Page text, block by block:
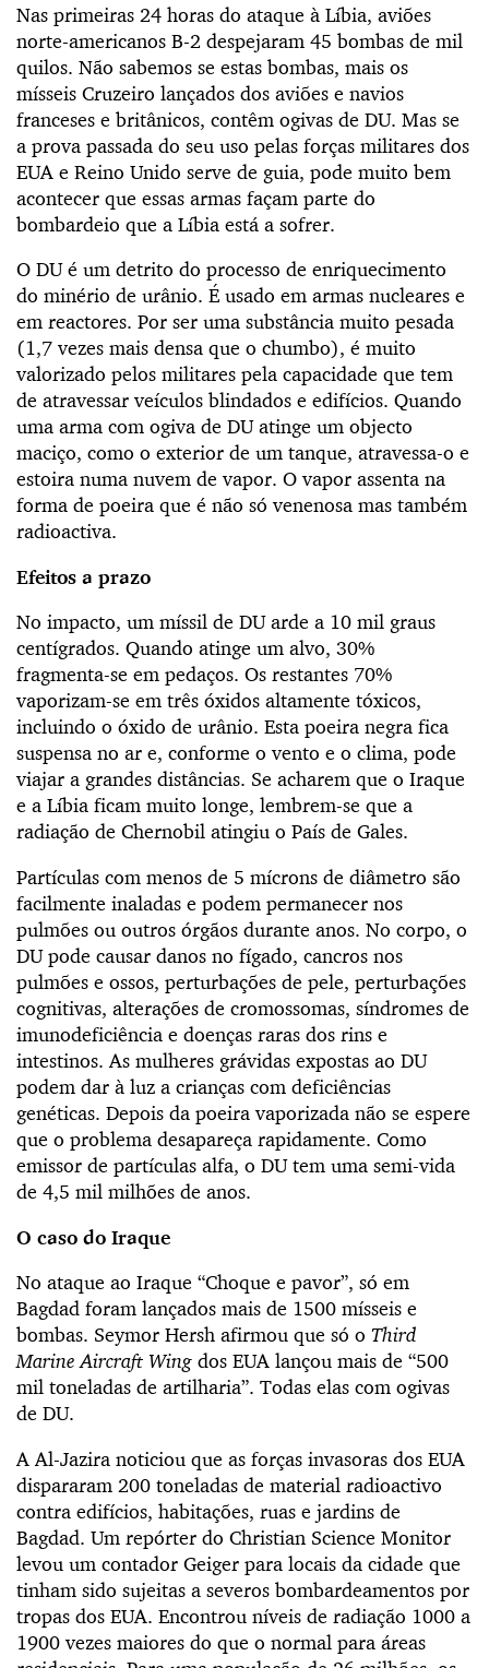
Nas primeiras 24 horas do ataque à Líbia, aviões
norte-americanos B-2 despejaram 45 bombas de mil
quilos. Não sabemos se estas bombas, mais os
mísseis Cruzeiro lançados dos aviões e navios
franceses e britânicos, contêm ogivas de DU. Mas se
a prova passada do seu uso pelas forças militares dos
EUA e Reino Unido serve de guia, pode muito bem
acontecer que essas armas façam parte do
bombardeio que a Líbia está a sofrer.
O DU é um detrito do processo de enriquecimento
do minério de urânio. É usado em armas nucleares e
em reactores. Por ser uma substância muito pesada
(1,7 vezes mais densa que o chumbo), é muito
valorizado pelos militares pela capacidade que tem
de atravessar veículos blindados e edifícios. Quando
uma arma com ogiva de DU atinge um objecto
maciço, como o exterior de um tanque, atravessa-o e
estoira numa nuvem de vapor. O vapor assenta na
forma de poeira que é não só venenosa mas também
radioactiva.
Efeitos a prazo
No impacto, um míssil de DU arde a 10 mil graus
centígrados. Quando atinge um alvo, 30%
fragmenta-se em pedaços. Os restantes 70%
vaporizam-se em três óxidos altamente tóxicos,
incluindo o óxido de urânio. Esta poeira negra fica
suspensa no ar e, conforme o vento e o clima, pode
viajar a grandes distâncias. Se acharem que o Iraque
e a Líbia ficam muito longe, lembrem-se que a
radiação de Chernobil atingiu o País de Gales.
Partículas com menos de 5 mícrons de diâmetro são
facilmente inaladas e podem permanecer nos
pulmões ou outros órgãos durante anos. No corpo, o
DU pode causar danos no fígado, cancros nos
pulmões e ossos, perturbações de pele, perturbações
cognitivas, alterações de cromossomas, síndromes de
imunodeficiência e doenças raras dos rins e
intestinos. As mulheres grávidas expostas ao DU
podem dar à luz a crianças com deficiências
genéticas. Depois da poeira vaporizada não se espere
que o problema desapareça rapidamente. Como
emissor de partículas alfa, o DU tem uma semi-vida
de 4,5 mil milhões de anos.
O caso do Iraque
No ataque ao Iraque “Choque e pavor”, só em
Bagdad foram lançados mais de 1500 mísseis e
bombas. Seymor Hersh afirmou que só o Third
Marine Aircraft Wing dos EUA lançou mais de “500
mil toneladas de artilharia”. Todas elas com ogivas
de DU.
A Al-Jazira noticiou que as forças invasoras dos EUA
dispararam 200 toneladas de material radioactivo
contra edifícios, habitações, ruas e jardins de
Bagdad. Um repórter do Christian Science Monitor
levou um contador Geiger para locais da cidade que
tinham sido sujeitas a severos bombardeamentos por
tropas dos EUA. Encontrou níveis de radiação 1000 a
1900 vezes maiores do que o normal para áreas